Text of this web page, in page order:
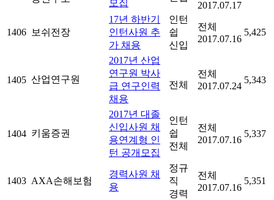
모집
2017.07.17
1406 보쉬전장
17년 하반기
인턴사원 추
가 채용
인턴
쉽
신입
전체
2017.07.16
5,425
1405 산업연구원
2017년 산업
연구원 박사
급 연구인력
채용
전체
전체
2017.07.24
5,343
1404 키움증권
2017년 대졸
신입사원 채
용연계형 인
턴 공개모집
인턴
쉽
전체
전체
2017.07.16
5,337
1403 AXA손해보험
경력사원 채
용
정규
직
경력
전체
2017.07.16
5,351